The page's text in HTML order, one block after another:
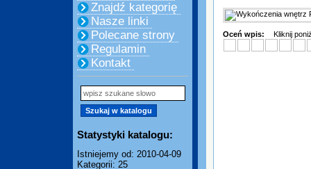
Znajdź kategorię
Nasze linki
Polecane strony
Regulamin
Kontakt
Statystyki katalogu:
Istniejemy od: 2010-04-09
Kategorii: 25
Oceń wpis: Kliknij